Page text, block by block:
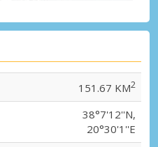
151.67 KM2
38°7'12''N,
20°30'1''E